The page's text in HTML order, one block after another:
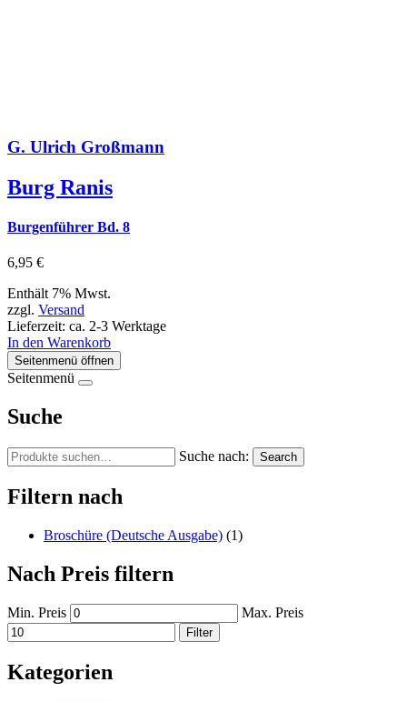
G. Ulrich Großmann
Burg Ranis
Burgenführer Bd. 8
6,95 €
Enthält 7% Mwst.
zzgl. Versand
Lieferzeit: ca. 2-3 Werktage
In den Warenkorb
Seitenmenü öffnen
Seitenmenü
Suche
Suche nach: Search
Filtern nach
Broschüre (Deutsche Ausgabe) (1)
Nach Preis filtern
Min. Preis Max. Preis
Filter
Kategorien